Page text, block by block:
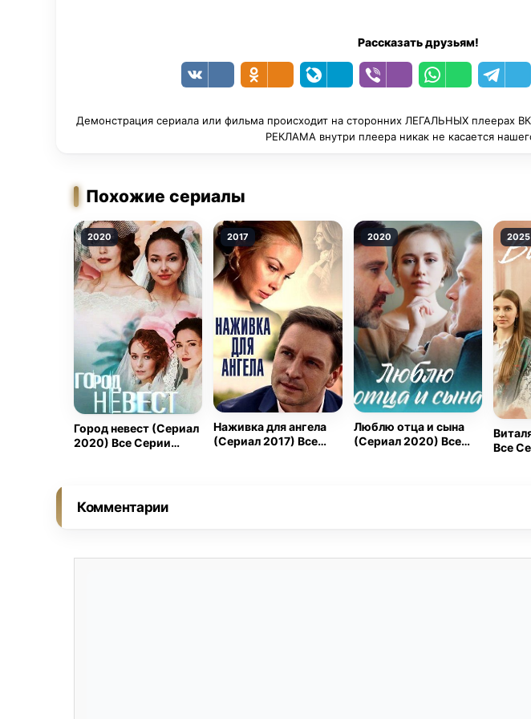
Рассказать друзьям!
Демонстрация сериала или фильма происходит на сторонних ЛЕГАЛЬНЫХ плеерах
РЕКЛАМА внутри плеера никак не касается
Похожие сериалы
2020
Город невест (Сериал
2020) Все Серии
2017
Наживка для ангела
(Сериал 2017) Все
2020
Люблю отца и сына
(Сериал 2020) Все
2025
Все
Комментарии